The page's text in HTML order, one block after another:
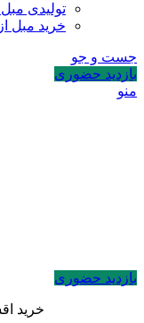
تولیدی مبل
خرید مبل
جست و جو
بازدید حضوری
منو
بازدید حضوری
خرید